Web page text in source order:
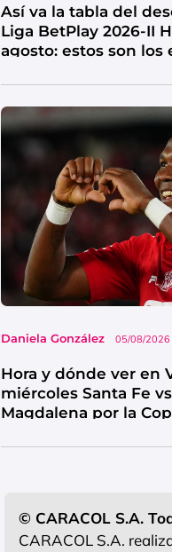
Así va la tabla del
Liga BetPlay 2026-II
agosto: estos son los
Daniela González 05/08/2026
Hora y dónde ver en
miércoles Santa Fe
Magdalena por la
© CARACOL S.A.
CARACOL S.A.